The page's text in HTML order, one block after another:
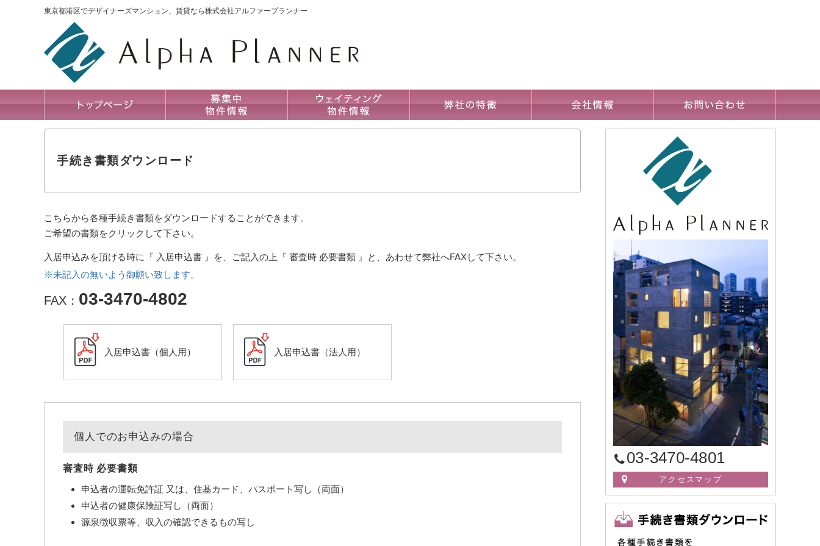
東京都港区でデザイナーズマンション、賃貸なら株式会社アルファープランナー
手続き書類ダウンロード
こちらから各種手続き書類をダウンロードすることができます。
ご希望の書類をクリックして下さい。
入居申込みを頂ける時に『 入居申込書 』を、ご記入の上『 審査時 必要書類 』と、あわせて弊社へFAXして下さい。
※未記入の無いよう御願い致します。
FAX： 03-3470-4802
入居申込書（個人用） 入居申込書（法人用）
個人でのお申込みの場合
審査時 必要書類
申込者の運転免許証 又は、住基カード、パスポート写し（両面）
申込者の健康保険証写し（両面）
源泉徴収票等、収入の確認できるもの写し
03-3470-4801
アクセスマップ